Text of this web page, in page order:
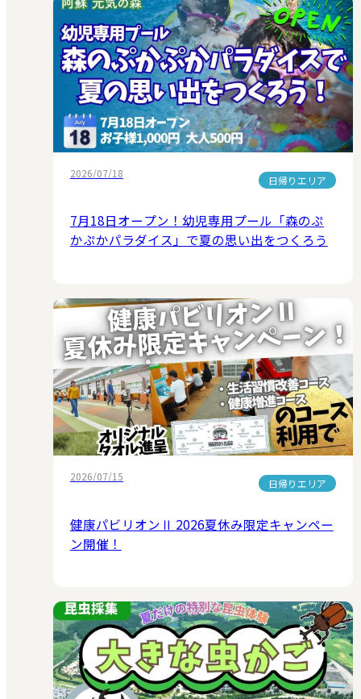
2026/07/18
日帰りエリア
7月18日オープン！幼児専用プール「森のぷ
かぷかパラダイス」で夏の思い出をつくろう
2026/07/15
日帰りエリア
健康パビリオンⅡ 2026夏休み限定キャンペー
ン開催！